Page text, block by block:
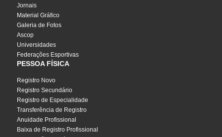
Jornais
Material Gráfico
Galeria de Fotos
Ascop
Universidades
Federações Esportivas
PESSOA FÍSICA
Registro Novo
Registro Secundário
Registro de Especialidade
Transferência de Registro
Anuidade Profissional
Baixa de Registro Profissional